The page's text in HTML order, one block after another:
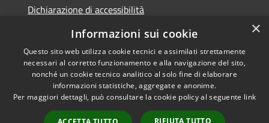
Dichiarazione di accessibilità
Whistleblowing-segnalazione illeciti
Accessibilità
Copyright © 2026 • Comune di
Torre d'Isola • Powered by
Municipium• Accesso
×
Informazioni sui cookie
Questo sito web utilizza cookie tecnici e assimilati strettamente
necessari al corretto funzionamento e alla navigazione del sito,
nonché un cookie tecnico analitico al solo fine di elaborare
informazioni statistiche, aggregate e anonime.
Per maggiori dettagli, può consultare la cookie policy al seguente link
RIFIUTA TUTTO